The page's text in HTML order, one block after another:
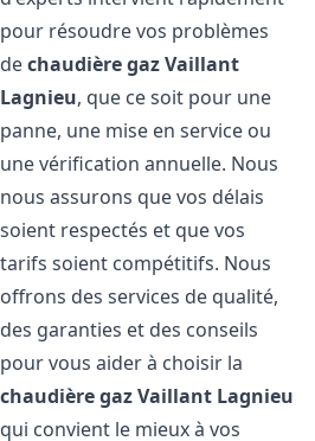
pour résoudre vos problèmes
dechaudière gaz Vaillant
Lagnieu, que ce soit pour une
panne, une mise en service ou
une vérification annuelle. Nous
nous assurons que vos délais
soient respectés et que vos
tarifs soient compétitifs. Nous
offrons des services de qualité,
des garanties et des conseils
pour vous aider à choisir la
chaudière gaz Vaillant Lagnieu
qui convient le mieux à vos